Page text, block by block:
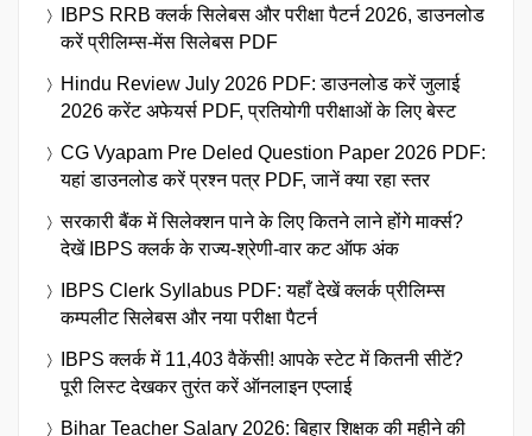
IBPS RRB क्लर्क सिलेबस और परीक्षा पैटर्न 2026, डाउनलोड
करें प्रीलिम्स-मेंस सिलेबस PDF
Hindu Review July 2026 PDF: डाउनलोड करें जुलाई
2026 करेंट अफेयर्स PDF, प्रतियोगी परीक्षाओं के लिए बेस्ट
CG Vyapam Pre Deled Question Paper 2026 PDF:
यहां डाउनलोड करें प्रश्न पत्र PDF, जानें क्या रहा स्तर
सरकारी बैंक में सिलेक्शन पाने के लिए कितने लाने होंगे मार्क्स?
देखें IBPS क्लर्क के राज्य-श्रेणी-वार कट ऑफ अंक
IBPS Clerk Syllabus PDF: यहाँ देखें क्लर्क प्रीलिम्स
कम्पलीट सिलेबस और नया परीक्षा पैटर्न
IBPS क्लर्क में 11,403 वैकेंसी! आपके स्टेट में कितनी सीटें?
पूरी लिस्ट देखकर तुरंत करें ऑनलाइन एप्लाई
Bihar Teacher Salary 2026: बिहार शिक्षक की महीने की